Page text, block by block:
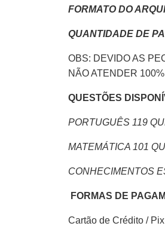
FORMATO DO
QUANTIDADE DE
OBS: DEVIDO AS
NÃO ATENDER
QUESTÕES
PORTUGUÊS 119
MATEMÁTICA 101
CONHECIMENTOS
FORMAS DE
Cartão de Crédito / Pix